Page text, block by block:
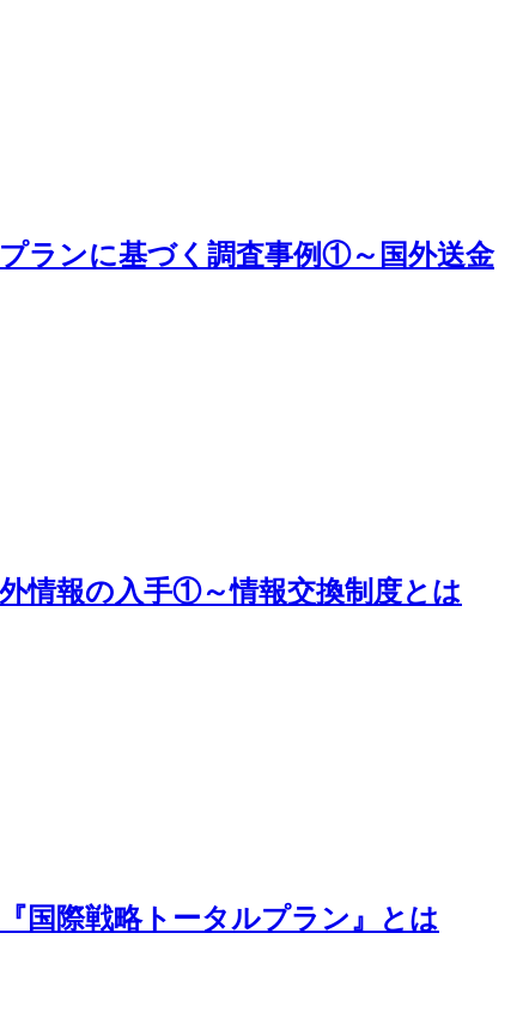
ランに基づく調査事例①～国外送金
情報の入手①～情報交換制度とは
国際戦略トータルプラン』とは